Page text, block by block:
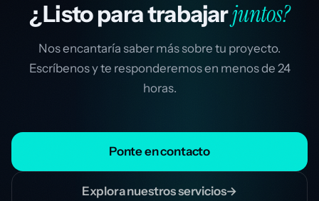
¿Listo para trabajarjuntos?
Nos encantaría saber más sobre tu proyecto.
Escríbenos y te responderemos en menos de 24
horas.
Ponte en contacto
Explora nuestros servicios→